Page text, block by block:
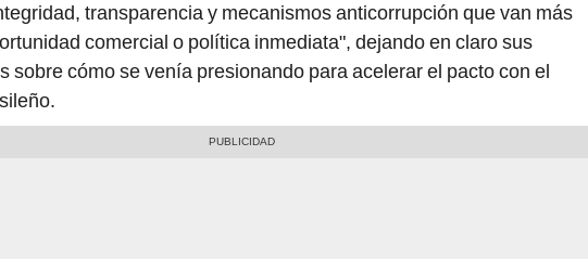
transparencia y mecanismos anticorrupción que van más
comercial o política inmediata", dejando en claro sus
sobre cómo se venía presionando para acelerar el pacto con el